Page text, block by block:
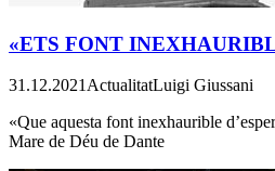
«ETS FONT
31.12.2021 ActualitatLuigi Giussani
«Que aquesta font inexhaurible
Mare de Déu de Dante